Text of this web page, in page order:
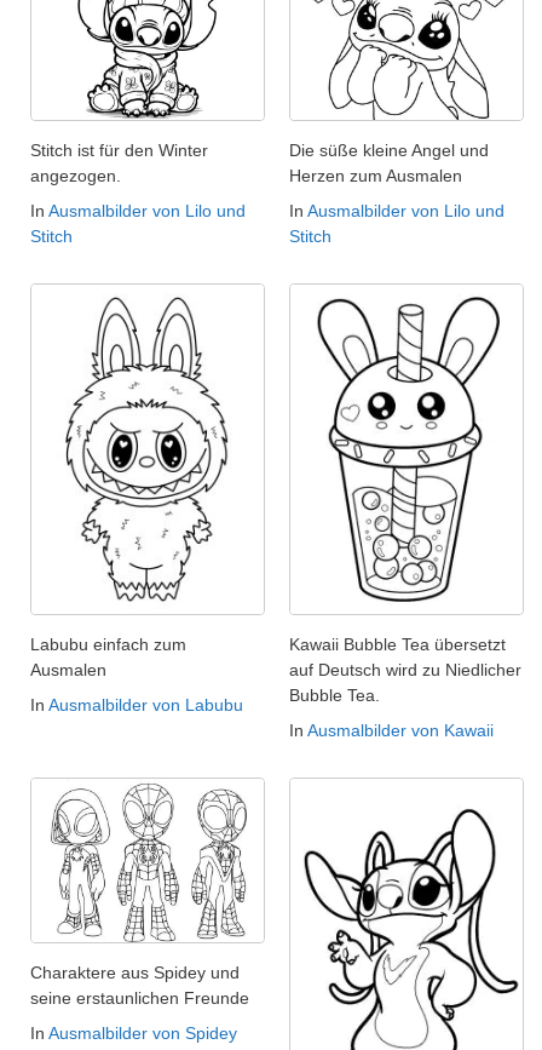
Stitch ist für den Winter
angezogen.
In Ausmalbilder von Lilo und
Stitch
Die süße kleine Angel und
Herzen zum Ausmalen
In Ausmalbilder von Lilo und
Stitch
Labubu einfach zum
Ausmalen
In Ausmalbilder von Labubu
Kawaii Bubble Tea übersetzt
auf Deutsch wird zu Niedlicher
Bubble Tea.
In Ausmalbilder von Kawaii
Charaktere aus Spidey und
seine erstaunlichen Freunde
In Ausmalbilder von Spidey